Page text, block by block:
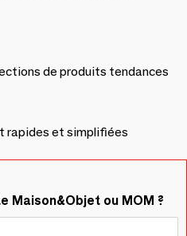
de produits tendances
rapides et simplifiées
Maison&Objet ou MOM ?